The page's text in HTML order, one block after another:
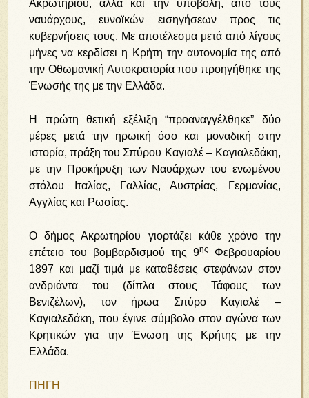
Ακρωτηρίου, αλλά και την υποβολή, από τους
ναυάρχους, ευνοϊκών εισηγήσεων προς τις
κυβερνήσεις τους. Με αποτέλεσμα μετά από λίγους
μήνες να κερδίσει η Κρήτη την αυτονομία της από
την Οθωμανική Αυτοκρατορία που προηγήθηκε της
Ένωσής της με την Ελλάδα.
Η πρώτη θετική εξέλιξη “προαναγγέλθηκε” δύο
μέρες μετά την ηρωική όσο και μοναδική στην
ιστορία, πράξη του Σπύρου Καγιαλέ – Καγιαλεδάκη,
με την Προκήρυξη των Ναυάρχων του ενωμένου
στόλου Ιταλίας, Γαλλίας, Αυστρίας, Γερμανίας,
Αγγλίας και Ρωσίας.
Ο δήμος Ακρωτηρίου γιορτάζει κάθε χρόνο την
επέτειο του βομβαρδισμού της 9ηςΦεβρουαρίου
1897 και μαζί τιμά με καταθέσεις στεφάνων στον
ανδριάντα του (δίπλα στους Τάφους των
Βενιζέλων), τον ήρωα Σπύρο Καγιαλέ –
Καγιαλεδάκη, που έγινε σύμβολο στον αγώνα των
Κρητικών για την Ένωση της Κρήτης με την
Ελλάδα.
ΠΗΓΗ